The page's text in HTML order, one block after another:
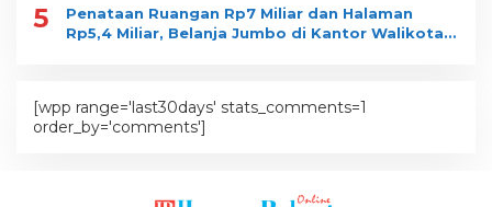
5
Penataan Ruangan Rp7 Miliar dan Halaman
Rp5,4 Miliar, Belanja Jumbo di Kantor Walikota
[wpp range='last30days' stats_comments=1
order_by='comments']